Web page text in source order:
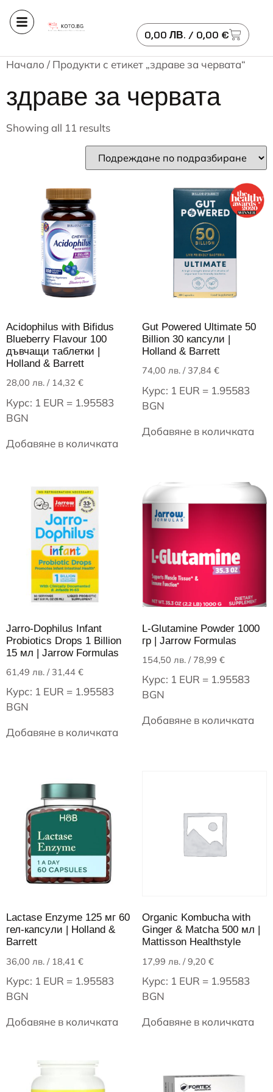
0,00 ЛВ. / 0,00 €
Начало / Продукти с етикет „здраве за червата“
здраве за червата
Showing all 11 results
Acidophilus with Bifidus
Blueberry Flavour 100
дъвчащи таблетки |
Holland & Barrett
28,00 лв. / 14,32 €
Курс: 1 EUR = 1.95583
BGN
Добавяне в количката
Gut Powered Ultimate 50
Billion 30 капсули |
Holland & Barrett
74,00 лв./ 37,84 €
Курс: 1 EUR = 1.95583
BGN
Добавяне в количката
Jarro-Dophilus Infant
Probiotics Drops 1 Billion
15 мл | Jarrow Formulas
61,49 лв. / 31,44 €
Курс: 1 EUR = 1.95583
BGN
Добавяне в количката
L-Glutamine Powder 1000
гр | Jarrow Formulas
154,50 лв./ 78,99 €
Курс: 1 EUR = 1.95583
BGN
Добавяне в количката
Lactase Enzyme 125 мг 60
гел-капсули | Holland &
Barrett
36,00 лв. / 18,41 €
Курс: 1 EUR = 1.95583
BGN
Добавяне в количката
Organic Kombucha with
Ginger & Matcha 500 мл |
Mattisson Healthstyle
17,99 лв./ 9,20 €
Курс: 1 EUR = 1.95583
BGN
Добавяне в количката